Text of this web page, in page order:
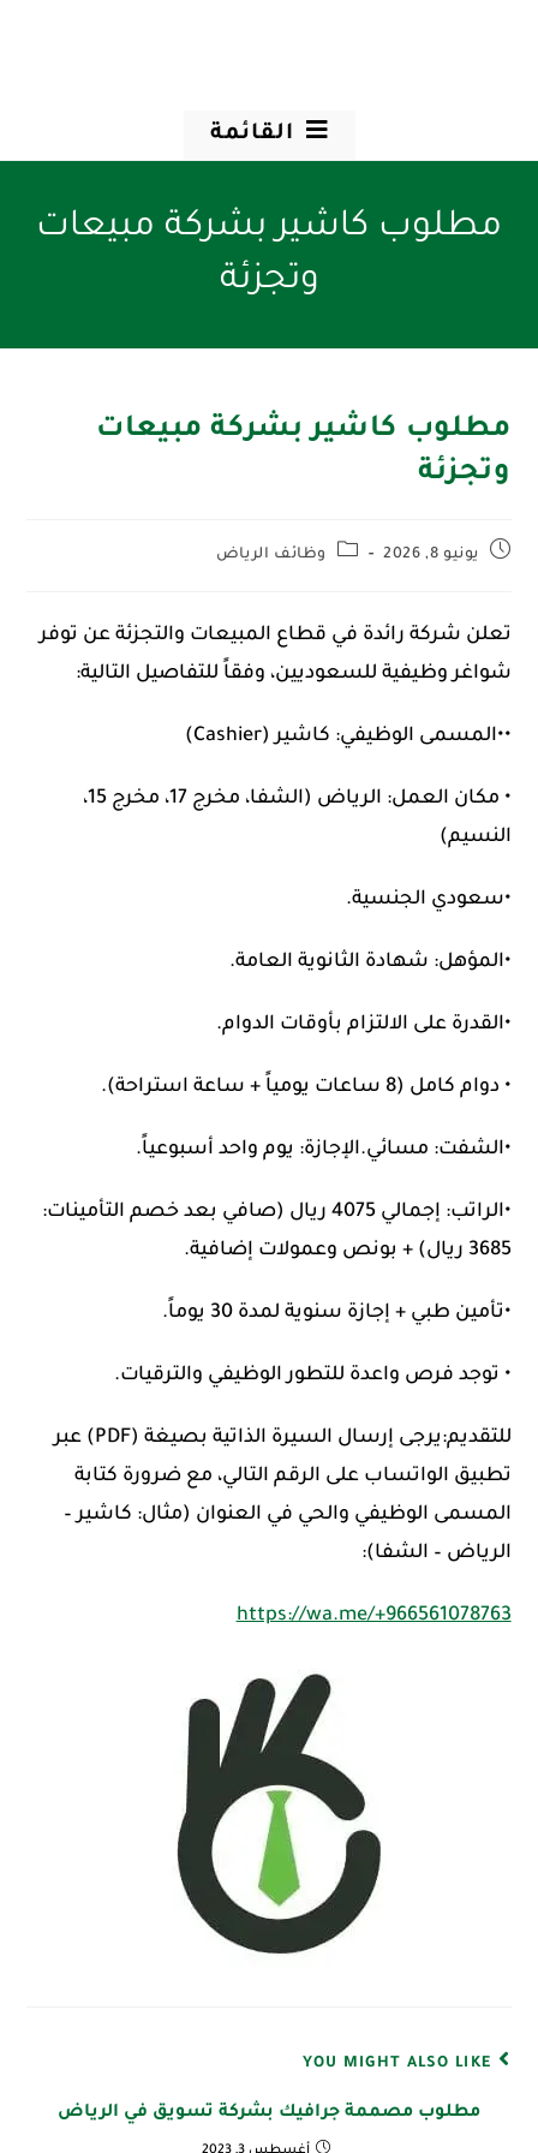
القائمة
مطلوب كاشير بشركة مبيعات
وتجزئة
مطلوب كاشير بشركة مبيعات
وتجزئة
يونيو 8, 2026 وظائف الرياض
تعلن شركة رائدة في قطاع المبيعات والتجزئة عن توفر
شواغر وظيفية للسعوديين، وفقاً للتفاصيل التالية:​
••المسمى الوظيفي: كاشير (Cashier)
• مكان العمل: الرياض (الشفا، مخرج 17، مخرج 15،
النسيم)​
•سعودي الجنسية.
•​المؤهل: شهادة الثانوية العامة.​
•القدرة على الالتزام بأوقات الدوام.
• دوام كامل (8 ساعات يومياً + ساعة استراحة).
​•الشفت: مسائي.​الإجازة: يوم واحد أسبوعياً.
•​الراتب: إجمالي 4075 ريال (صافي بعد خصم التأمينات:
3685 ريال) + بونص وعمولات إضافية.
•تأمين طبي + إجازة سنوية لمدة 30 يوماً.
• توجد فرص واعدة للتطور الوظيفي والترقيات.​
للتقديم:​يرجى إرسال السيرة الذاتية بصيغة (PDF) عبر
تطبيق الواتساب على الرقم التالي، مع ضرورة كتابة
المسمى الوظيفي والحي في العنوان (مثال: كاشير –
الرياض – الشفا):
https://wa.me/+966561078763
YOU MIGHT ALSO LIKE
مطلوب مصممة جرافيك بشركة تسويق في الرياض